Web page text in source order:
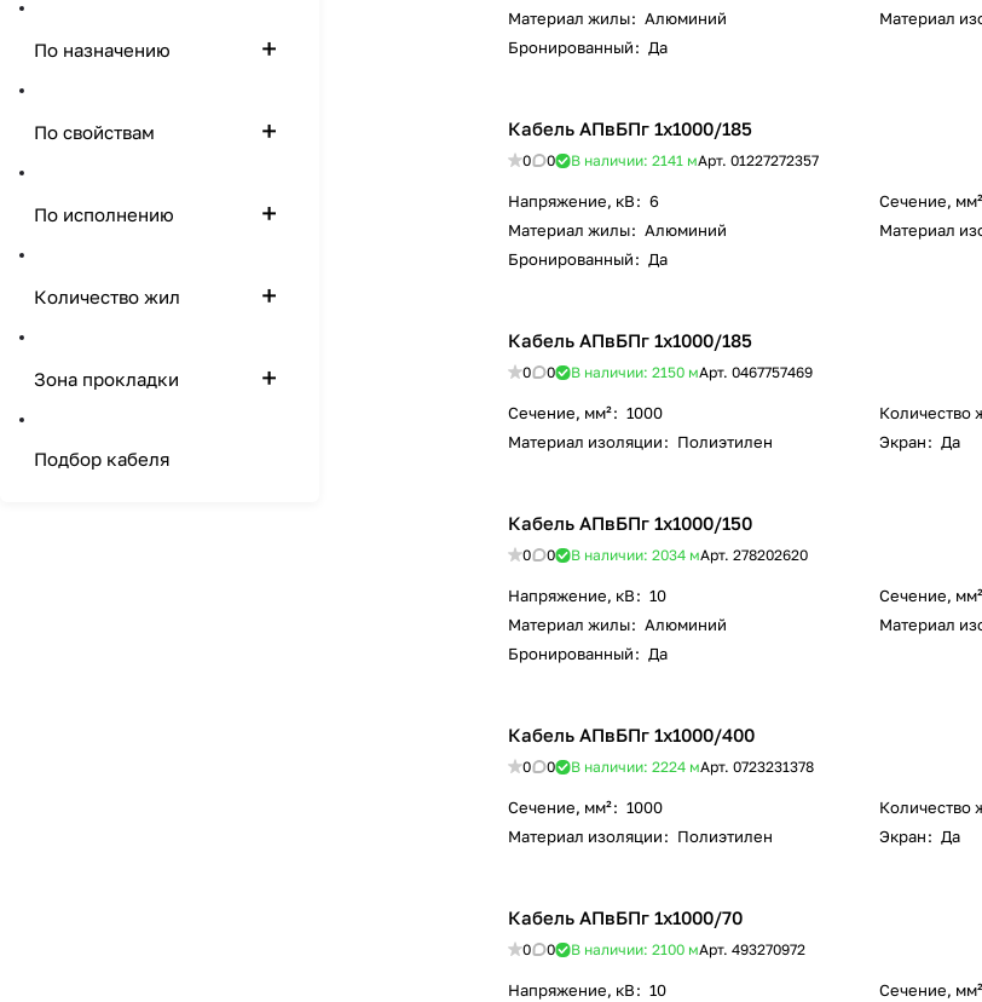
Материал жилы: Алюминий Материал
Бронированный: Да
Кабель АПвБПг 1х1000/185
0 0 В наличии: 2141 мАрт. 01227272357
Напряжение, кВ: 6 Сечение, мм²
Материал жилы: Алюминий Материал
Бронированный: Да
Кабель АПвБПг 1х1000/185
0 0 В наличии: 2150 мАрт. 0467757469
Сечение, мм²: 1000 Количество
Материал изоляции: Полиэтилен Экран: Да
Кабель АПвБПг 1х1000/150
0 0 В наличии: 2034 мАрт. 278202620
Напряжение, кВ: 10 Сечение, мм²
Материал жилы: Алюминий Материал
Бронированный: Да
Кабель АПвБПг 1х1000/400
0 0 В наличии: 2224 мАрт. 0723231378
Сечение, мм²: 1000 Количество
Материал изоляции: Полиэтилен Экран: Да
Кабель АПвБПг 1х1000/70
0 0 В наличии: 2100 мАрт. 493270972
Напряжение, кВ: 10 Сечение, мм²
По назначению
По свойствам
По исполнению
Количество жил
Зона прокладки
Подбор кабеля